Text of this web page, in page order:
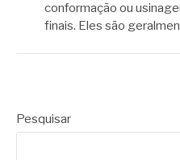
conformação ou
finais. Eles são
Pesquisar